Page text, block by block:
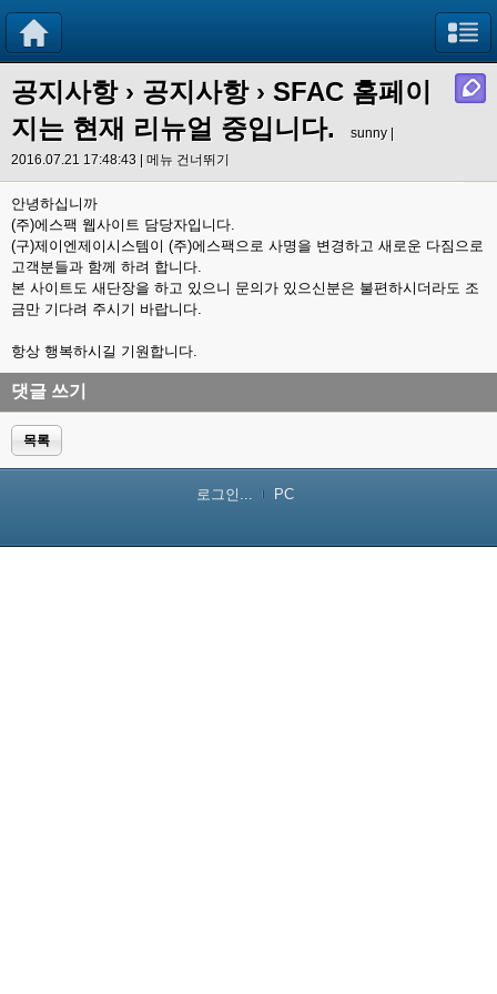
공지사항› 공지사항› SFAC 홈페이
지는 현재 리뉴얼 중입니다.
sunny |
2016.07.21 17:48:43 | 메뉴 건너뛰기
안녕하십니까
(주)에스팩 웹사이트 담당자입니다.
(구)제이엔제이시스템이 (주)에스팩으로 사명을 변경하고 새로운 다짐으로
고객분들과 함께 하려 합니다.
본 사이트도 새단장을 하고 있으니 문의가 있으신분은 불편하시더라도 조
금만 기다려 주시기 바랍니다.
항상 행복하시길 기원합니다.
댓글 쓰기
목록
로그인... PC